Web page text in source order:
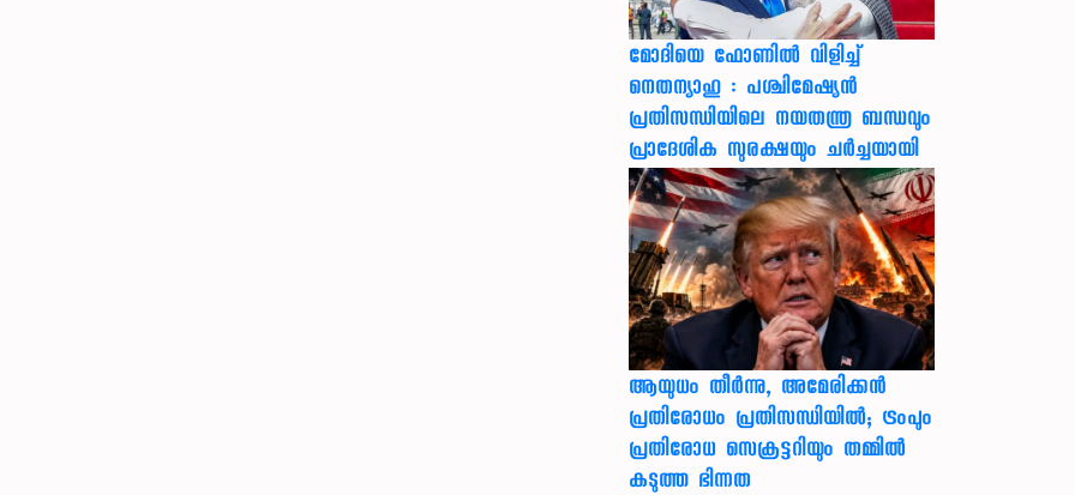
മോദിയെ ഫോണിൽ വിളിച്ച്
നെതന്യാഹു : പശ്ചിമേഷ്യൻ
പ്രതിസന്ധിയിലെ നയതന്ത്ര ബന്ധവും
പ്രാദേശിക സുരക്ഷയും ചർച്ചയായി
ആയുധം തീർന്നു, അമേരിക്കൻ
പ്രതിരോധം പ്രതിസന്ധിയിൽ; ട്രംപും
പ്രതിരോധ സെക്രട്ടറിയും തമ്മിൽ
കടുത്ത ഭിന്നത